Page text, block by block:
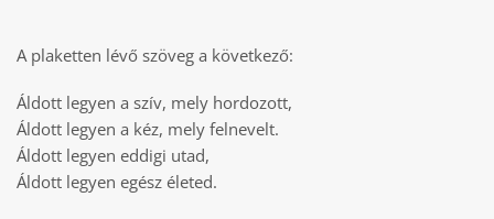
A plaketten lévő szöveg a következő:
Áldott legyen a szív, mely hordozott,
Áldott legyen a kéz, mely felnevelt.
Áldott legyen eddigi utad,
Áldott legyen egész életed.